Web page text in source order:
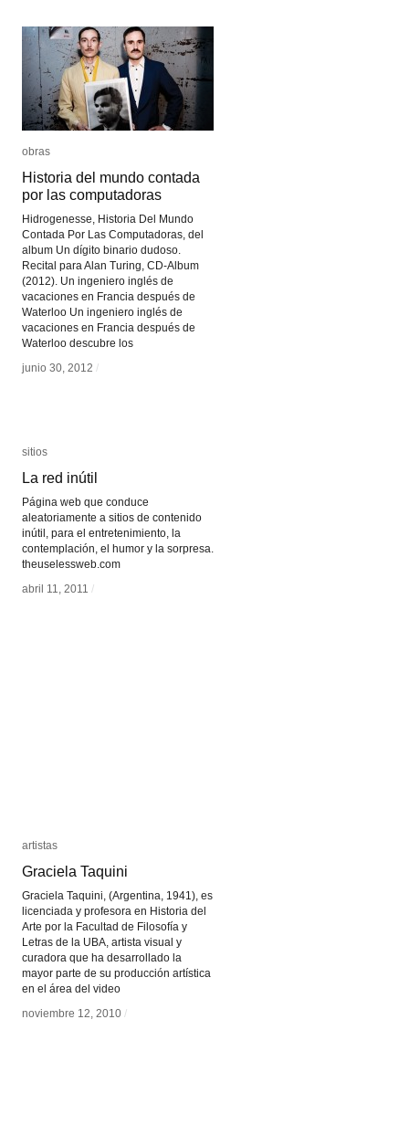
obras
Historia del mundo contada
por las computadoras
Hidrogenesse, Historia Del Mundo
Contada Por Las Computadoras, del
album Un dígito binario dudoso.
Recital para Alan Turing, CD-Album
(2012). Un ingeniero inglés de
vacaciones en Francia después de
Waterloo Un ingeniero inglés de
vacaciones en Francia después de
Waterloo descubre los
junio 30, 2012 /
obras
Historia del mundo contada
por las computadoras
junio 30, 2012 /
sitios
La red inútil
Página web que conduce
aleatoriamente a sitios de contenido
inútil, para el entretenimiento, la
contemplación, el humor y la sorpresa.
theuselessweb.com
abril 11, 2011 /
sitios
La red inútil
abril 11, 2011 /
artistas
Graciela Taquini
Graciela Taquini, (Argentina, 1941), es
licenciada y profesora en Historia del
Arte por la Facultad de Filosofía y
Letras de la UBA, artista visual y
curadora que ha desarrollado la
mayor parte de su producción artística
en el área del video
noviembre 12, 2010 /
artistas
Graciela Taquini
noviembre 12, 2010 /